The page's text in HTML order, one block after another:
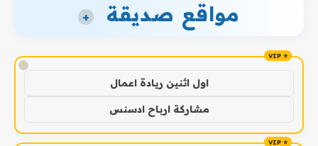
مواقع صديقة +
!
اول اثنين ريادة اعمال
مشاركة ارباح ادسنس